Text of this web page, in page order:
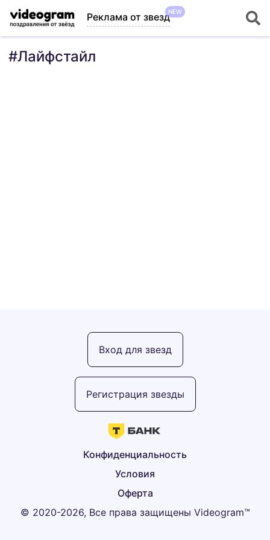
Реклама от звездNEW
#Лайфстайл
© 2020-2026, Все права защищены Videogram™
Оферта
Условия
Конфиденциальность
Регистрация звезды
Вход для звезд